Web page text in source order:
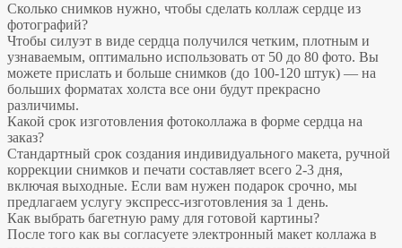
Сколько снимков нужно, чтобы сделать коллаж сердце из
фотографий?
Чтобы силуэт в виде сердца получился четким, плотным и
узнаваемым, оптимально использовать от 50 до 80 фото. Вы
можете прислать и больше снимков (до 100-120 штук) — на
больших форматах холста все они будут прекрасно
различимы.
Какой срок изготовления фотоколлажа в форме сердца на
заказ?
Стандартный срок создания индивидуального макета, ручной
коррекции снимков и печати составляет всего 2-3 дня,
включая выходные. Если вам нужен подарок срочно, мы
предлагаем услугу экспресс-изготовления за 1 день.
Как выбрать багетную раму для готовой картины?
После того как вы согласуете электронный макет коллажа в